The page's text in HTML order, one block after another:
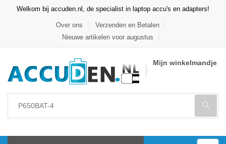
Welkom bij accuden.nl, de specialist in laptop accu's en adapters!
Over ons
Verzenden en Betalen
Nieuwe artikelen voor augustus
Mijn winkelmandje